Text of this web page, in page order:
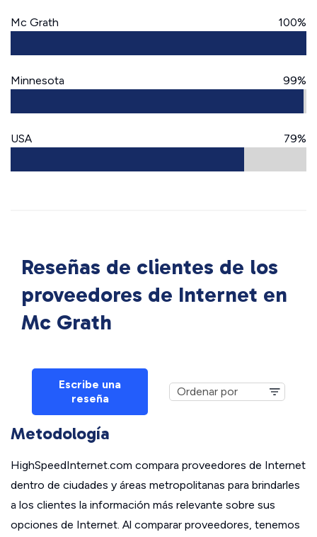
Mc Grath 100%
Minnesota 99%
USA 79%
Reseñas de clientes de los
proveedores de Internet en
Mc Grath
Escribe una
reseña
Metodología
HighSpeedInternet.com compara proveedores de Internet
dentro de ciudades y áreas metropolitanas para brindarles
a los clientes la información más relevante sobre sus
opciones de Internet. Al comparar proveedores, tenemos